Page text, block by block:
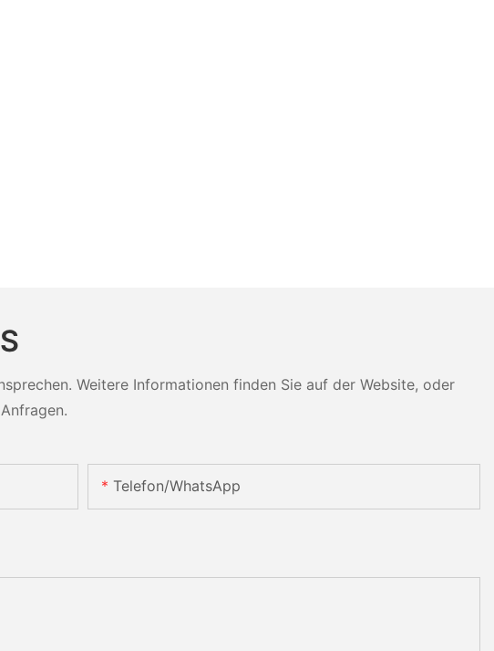
Weitere Informationen finden Sie auf der Website, oder
Telefon/WhatsApp